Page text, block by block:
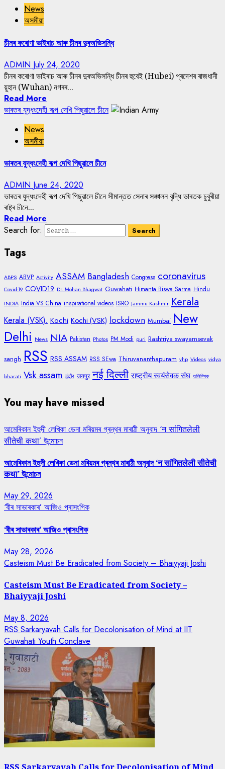
News
অসমীয়া
চীনৰ কৰোণা ভাইৰাচ আৰু চীনৰ দুৰঅভিসন্ধি
ADMIN July 24, 2020
চীনৰ কৰোণা ভাইৰাচ আৰু চীনৰ দুৰঅভিসন্ধি চীনৰ হুবেই (Hubei) প্ৰদেশৰ ৰাজধানী
য়ুহান (Wuhan) নগৰৰ...
Read More
ভাৰতৰ যুদ্ধংদেহী ৰূপ দেখি পিছুৱালে চীনে
News
অসমীয়া
ভাৰতৰ যুদ্ধংদেহী ৰূপ দেখি পিছুৱালে চীনে
ADMIN June 24, 2020
ভাৰতৰ যুদ্ধংদেহী ৰূপ দেখি পিছুৱালে চীনে সীমান্তত সেনাৰ সঞ্চালন বৃদ্ধি ভাৰতক চুবুৰীয়া
ৰাষ্ট্ৰ চীনে...
Read More
Search for:
Tags
ABPS ABVP Activity ASSAM Bangladesh Congress coronavirus
Covid-19 COVID19 Dr. Mohan Bhagwat Guwahati Himanta Biswa Sarma Hindu
INDIA India VS China inspirational videos ISRO Jammu Kashmir Kerala
Kerala (VSK). Kochi Kochi (VSK) lockdown Mumbai New
Delhi News NIA Pakistan Photos PM Modi puri Rashtriya swayamsevak
sangh RSS RSS ASSAM RSS SEwa Thiruvananthapuram vhp Videos vidya
bharati Vsk assam इंदौर जयपुर नई दिल्ली राष्ट्रीय स्वयंसेवक संघ অলিম্পিক
You may have missed
আমেৰিকান ইহুদী লেখিকা ডেনা মৰিয়মৰ গ্ৰন্থৰ মাৰাঠী অনুবাদ ‘न सांगितलेली
सीतेची कथा’ উন্মোচন
আমেৰিকান ইহুদী লেখিকা ডেনা মৰিয়মৰ গ্ৰন্থৰ মাৰাঠী অনুবাদ ‘न सांगितलेली सीतेची
कथा’ উন্মোচন
May 29, 2026
‘বীৰ সাভাৰকাৰ’ আজিও প্ৰাসংগিক
‘বীৰ সাভাৰকাৰ’ আজিও প্ৰাসংগিক
May 28, 2026
Casteism Must Be Eradicated from Society – Bhaiyyaji Joshi
Casteism Must Be Eradicated from Society –
Bhaiyyaji Joshi
May 8, 2026
RSS Sarkaryavah Calls for Decolonisation of Mind at IIT
Guwahati Youth Conclave